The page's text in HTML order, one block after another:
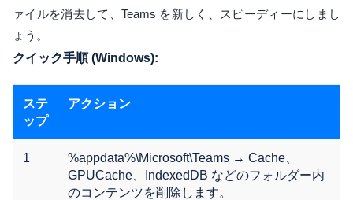
ァイルを消去して、Teams を新しく、スピーディーにしまし
ょう。
クイック手順 (Windows):
ステ
ップ
アクション
1
%appdata%\Microsoft\Teams → Cache、
GPUCache、IndexedDB などのフォルダー内
のコンテンツを削除します。